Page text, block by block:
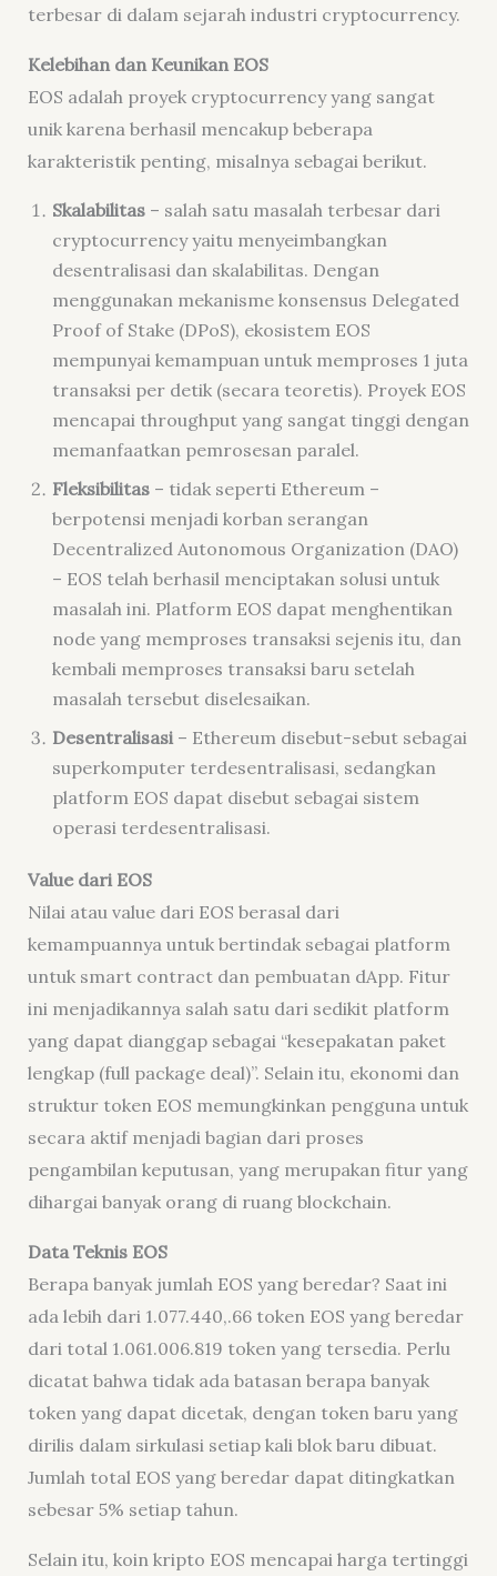
terbesar di dalam sejarah industri cryptocurrency.
Kelebihan dan Keunikan EOS
EOS adalah proyek cryptocurrencyyang sangat
unik karena berhasil mencakup beberapa
karakteristik penting, misalnya sebagai berikut.
Skalabilitas– salah satu masalah terbesar dari
cryptocurrencyyaitu menyeimbangkan
desentralisasi dan skalabilitas. Dengan
menggunakan mekanisme konsensus Delegated
Proof of Stake(DPoS), ekosistem EOS
mempunyai kemampuan untuk memproses 1 juta
transaksi per detik (secara teoretis). Proyek EOS
mencapai throughput yang sangat tinggi dengan
memanfaatkan pemrosesan paralel.
Fleksibilitas– tidak seperti Ethereum –
berpotensi menjadi korban serangan
Decentralized Autonomous Organization (DAO)
– EOS telah berhasil menciptakan solusi untuk
masalah ini. Platform EOS dapat menghentikan
node yang memproses transaksi sejenis itu, dan
kembali memproses transaksi baru setelah
masalah tersebut diselesaikan.
Desentralisasi– Ethereum disebut-sebut sebagai
superkomputer terdesentralisasi, sedangkan
platform EOS dapat disebut sebagai sistem
operasi terdesentralisasi.
Value dari EOS
Nilai atau valuedari EOS berasal dari
kemampuannya untuk bertindak sebagai platform
untuk smart contractdan pembuatan dApp. Fitur
ini menjadikannya salah satu dari sedikit platform
yang dapat dianggap sebagai “kesepakatan paket
lengkap (full package deal)”. Selain itu, ekonomi dan
struktur token EOS memungkinkan pengguna untuk
secara aktif menjadi bagian dari proses
pengambilan keputusan, yang merupakan fitur yang
dihargai banyak orang di ruang blockchain.
Data Teknis EOS
Berapa banyak jumlah EOS yang beredar? Saat ini
ada lebih dari 1.077.440,.66 token EOS yang beredar
dari total 1.061.006.819 token yang tersedia. Perlu
dicatat bahwa tidak ada batasan berapa banyak
token yang dapat dicetak, dengan token baru yang
dirilis dalam sirkulasi setiap kali blok baru dibuat.
Jumlah total EOS yang beredar dapat ditingkatkan
sebesar 5% setiap tahun.
Selain itu, koin kripto EOS mencapai harga tertinggi